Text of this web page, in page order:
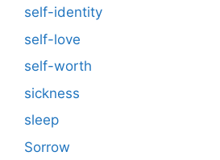
self-identity
self-love
self-worth
sickness
sleep
Sorrow